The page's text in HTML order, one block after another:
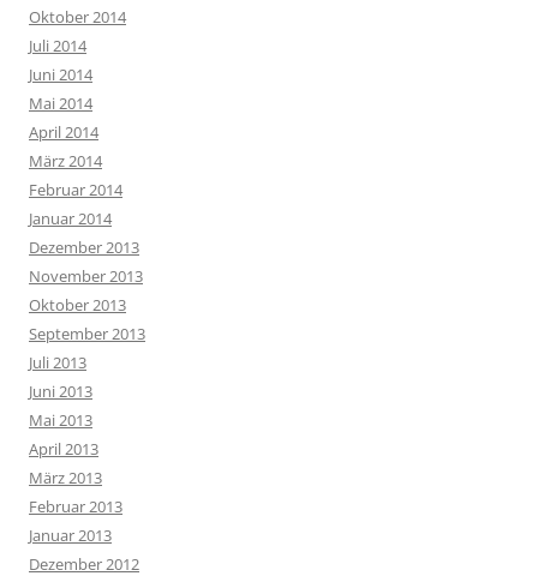
Oktober 2014
Juli 2014
Juni 2014
Mai 2014
April 2014
März 2014
Februar 2014
Januar 2014
Dezember 2013
November 2013
Oktober 2013
September 2013
Juli 2013
Juni 2013
Mai 2013
April 2013
März 2013
Februar 2013
Januar 2013
Dezember 2012